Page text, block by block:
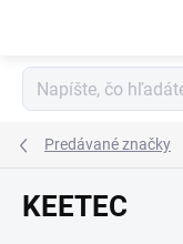
Predávané značky
KEETEC